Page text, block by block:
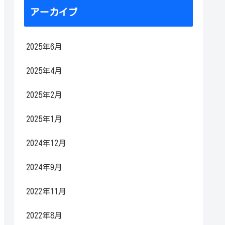
アーカイブ
2025年6月
2025年4月
2025年2月
2025年1月
2024年12月
2024年9月
2022年11月
2022年8月